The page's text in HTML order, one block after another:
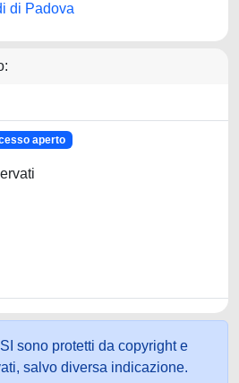
di Padova
aperto
sono protetti da copyright e
salvo diversa indicazione.